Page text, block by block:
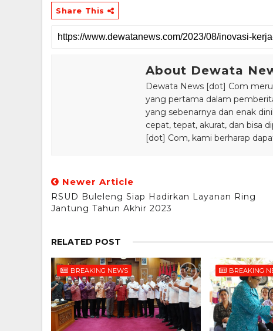
Share This
About Dewata
Dewata News [dot] Com
yang pertama dalam
yang sebenarnya dan enak
cepat, tepat, akurat, dan bisa
[dot] Com, kami berharap
Newer Article
RSUD Buleleng Siap Hadirkan Layanan Ring
Jantung Tahun Akhir 2023
RELATED POST
BREAKING NEWS BREAKING